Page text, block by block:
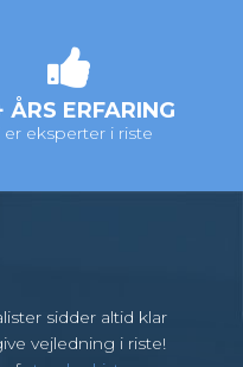
ÅRS ERFARING
er eksperter i riste
sidder altid klar
vejledning i riste!